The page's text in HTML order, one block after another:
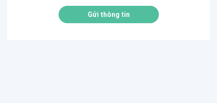
Gửi thông tin